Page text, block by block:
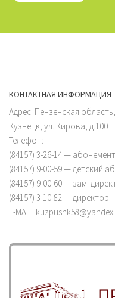
КОНТАКТНАЯ ИНФОРМАЦИЯ
Адрес: Пензенская
Кузнецк, ул. Кирова, д.100
Телефон:
(84157) 3-26-14 — абонемент
(84157) 9-00-59 — детский
(84157) 9-00-60 — зам.
(84157) 3-10-82 — директор
E-MAIL: